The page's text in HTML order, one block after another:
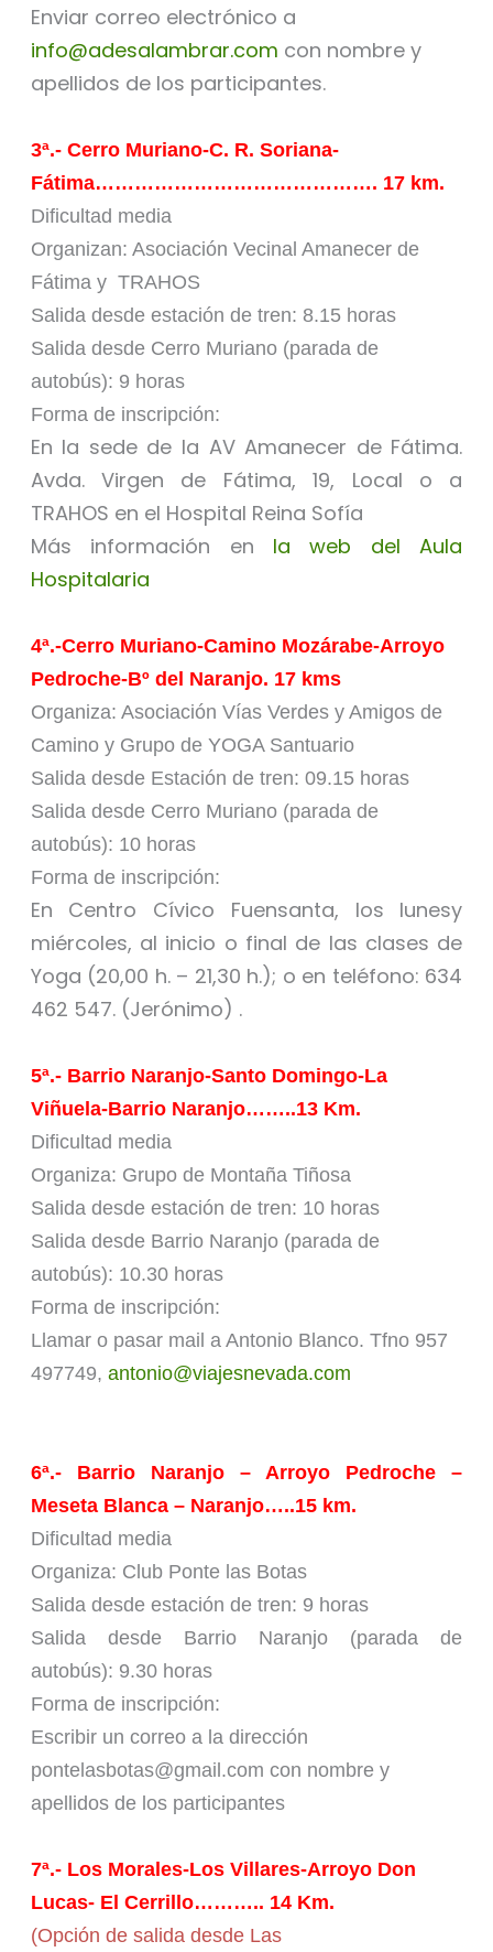
Enviar correo electrónico a
info@adesalambrar.com con nombre y
apellidos de los participantes.
3ª.- Cerro Muriano-C. R. Soriana-
Fátima……………………………………. 17 km.
Dificultad media
Organizan: Asociación Vecinal Amanecer de
Fátima y TRAHOS
Salida desde estación de tren: 8.15 horas
Salida desde Cerro Muriano (parada de
autobús): 9 horas
Forma de inscripción:
En la sede de la AV Amanecer de Fátima.
Avda. Virgen de Fátima, 19, Local o a
TRAHOS en el Hospital Reina Sofía
Más información en la web del Aula
Hospitalaria
4ª.-Cerro Muriano-Camino Mozárabe-Arroyo
Pedroche-Bº del Naranjo. 17 kms
Organiza: Asociación Vías Verdes y Amigos de
Camino y Grupo de YOGA Santuario
Salida desde Estación de tren: 09.15 horas
Salida desde Cerro Muriano (parada de
autobús): 10 horas
Forma de inscripción:
En Centro Cívico Fuensanta, los lunesy
miércoles, al inicio o final de las clases de
Yoga (20,00 h. – 21,30 h.); o en teléfono: 634
462 547. (Jerónimo) .
5ª.- Barrio Naranjo-Santo Domingo-La
Viñuela-Barrio Naranjo……..13 Km.
Dificultad media
Organiza: Grupo de Montaña Tiñosa
Salida desde estación de tren: 10 horas
Salida desde Barrio Naranjo (parada de
autobús): 10.30 horas
Forma de inscripción:
Llamar o pasar mail a Antonio Blanco. Tfno 957
497749, antonio@viajesnevada.com
6ª.- Barrio Naranjo – Arroyo Pedroche –
Meseta Blanca – Naranjo…..15 km.
Dificultad media
Organiza: Club Ponte las Botas
Salida desde estación de tren: 9 horas
Salida desde Barrio Naranjo (parada de
autobús): 9.30 horas
Forma de inscripción:
Escribir un correo a la dirección
pontelasbotas@gmail.com con nombre y
apellidos de los participantes
7ª.- Los Morales-Los Villares-Arroyo Don
Lucas- El Cerrillo……….. 14 Km.
(Opción de salida desde Las